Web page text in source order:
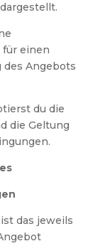
für einen
des Angebots
du die
die Geltung
das jeweils